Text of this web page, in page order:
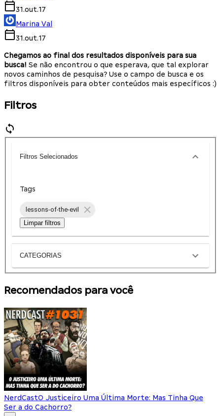
31.out.17
Marina Val
31.out.17
Chegamos ao final dos resultados disponíveis para sua
busca! Se não encontrou o que esperava, que tal explorar
novos caminhos de pesquisa? Use o campo de busca e os
filtros disponíveis para obter conteúdos mais específicos :)
Filtros
Filtros Selecionados
Tags
lessons-of-the-evil
Limpar filtros
CATEGORIAS
Recomendados para você
NerdCastO Justiceiro Uma Última Morte: Mas Tinha Que
Ser a do Cachorro?